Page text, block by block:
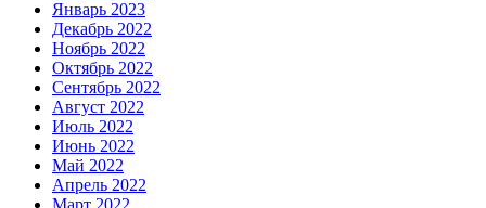
Январь 2023
Декабрь 2022
Ноябрь 2022
Октябрь 2022
Сентябрь 2022
Август 2022
Июль 2022
Июнь 2022
Май 2022
Апрель 2022